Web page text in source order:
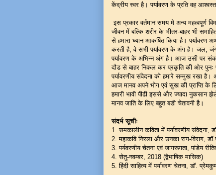
केंद्रीय स्वर है। पर्यावरण के प्रति वह
इस प्रकार वर्तमान समय मे अन्य महत्वपूर्ण
जीवन में बल्कि शरीर के भीतर-बाहर भी
से हमारा ध्यान आकर्षित किया है। पर्यावरण
करती है, वे सभी पर्यावरण के अंग है। जल,
पर्यावरण के अभिन्न अंग है। आज उसी पर
दौड से बाहर निकल कर प्रकृति की ओर पुनः
पर्यावरणीय संवेदना को हमारे सम्मुख रखा
आज मानव अपने भोग एवं सुख की प्राप्ति के
हमारी भावी पीढी इससे और ज्यादा
मानव जाति के लिए बहुत बडी चेतावनी है।
संदर्भ सूचीः
1. समकालीन कविता में पर्यावरणीय संवेदना,
2. महाकवि निरला और उनका राग-विराग,
3. पर्यवरणीय चेतना एवं जागरूगता, पांडेय
4. सेतु-नवम्बर, 2018 (द्वैभाषिक मासिक)
5. हिंदी साहित्य में पर्यावरण चेतना, डॉ.